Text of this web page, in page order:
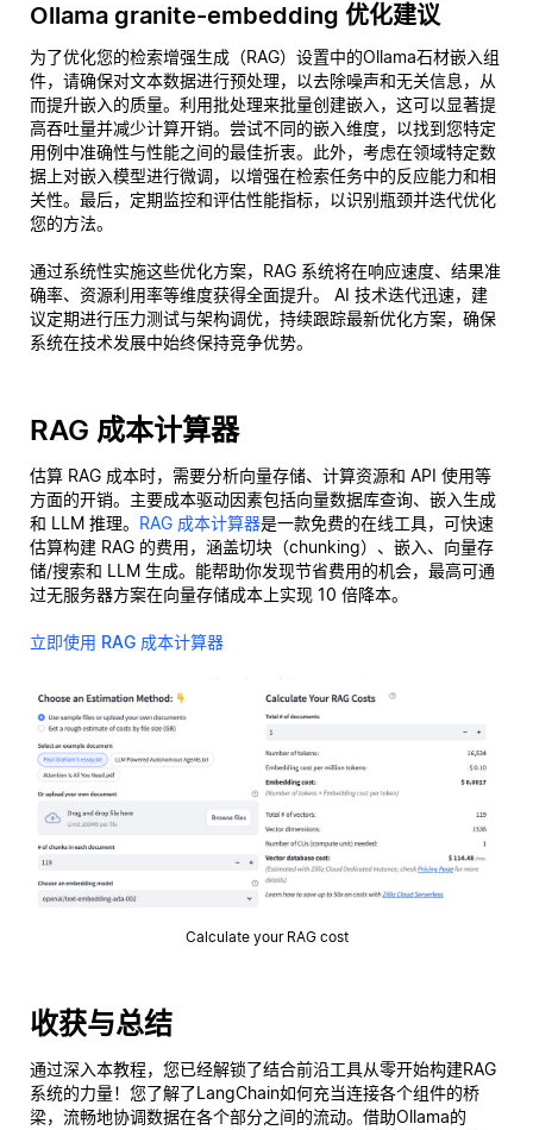
Ollama granite-embedding 优化建议
为了优化您的检索增强生成（RAG）设置中的Ollama石材嵌入组
件，请确保对文本数据进行预处理，以去除噪声和无关信息，从
而提升嵌入的质量。利用批处理来批量创建嵌入，这可以显著提
高吞吐量并减少计算开销。尝试不同的嵌入维度，以找到您特定
用例中准确性与性能之间的最佳折衷。此外，考虑在领域特定数
据上对嵌入模型进行微调，以增强在检索任务中的反应能力和相
关性。最后，定期监控和评估性能指标，以识别瓶颈并迭代优化
您的方法。
通过系统性实施这些优化方案，RAG 系统将在响应速度、结果准
确率、资源利用率等维度获得全面提升。 AI 技术迭代迅速，建
议定期进行压力测试与架构调优，持续跟踪最新优化方案，确保
系统在技术发展中始终保持竞争优势。
RAG 成本计算器
估算 RAG 成本时，需要分析向量存储、计算资源和 API 使用等
方面的开销。主要成本驱动因素包括向量数据库查询、嵌入生成
和 LLM 推理。 RAG 成本计算器是一款免费的在线工具，可快速
估算构建 RAG 的费用，涵盖切块（chunking）、嵌入、向量存
储/搜索和 LLM 生成。能帮助你发现节省费用的机会，最高可通
过无服务器方案在向量存储成本上实现 10 倍降本。
立即使用 RAG 成本计算器
Calculate your RAG cost
收获与总结
通过深入本教程，您已经解锁了结合前沿工具从零开始构建RAG
系统的力量！您了解了LangChain如何充当连接各个组件的桥
梁，流畅地协调数据在各个部分之间的流动。借助Ollama的